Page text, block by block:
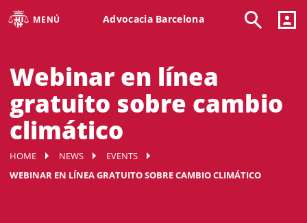
MENÚ Advocacia Barcelona
Webinar en línea
gratuito sobre cambio
climático
HOME NEWS
EVENTS
WEBINAR EN LÍNEA GRATUITO SOBRE CAMBIO CLIMÁTICO